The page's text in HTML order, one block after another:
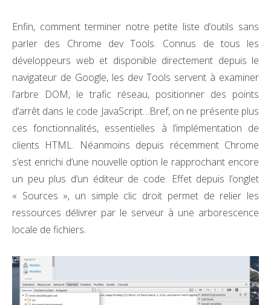
Enfin, comment terminer notre petite liste d’outils sans
parler des Chrome dev Tools. Connus de tous les
développeurs web et disponible directement depuis le
navigateur de Google, les dev Tools servent à examiner
l’arbre DOM, le trafic réseau, positionner des points
d’arrêt dans le code JavaScript…Bref, on ne présente plus
ces fonctionnalités, essentielles à l’implémentation de
clients HTML. Néanmoins depuis récemment Chrome
s’est enrichi d’une nouvelle option le rapprochant encore
un peu plus d’un éditeur de code. Effet depuis l’onglet
« Sources », un simple clic droit permet de relier les
ressources délivrer par le serveur à une arborescence
locale de fichiers.